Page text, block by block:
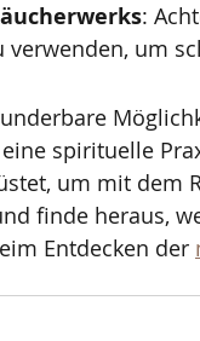
:
verwenden, um
spirituelle
um mit dem
finde heraus,
Entdecken der